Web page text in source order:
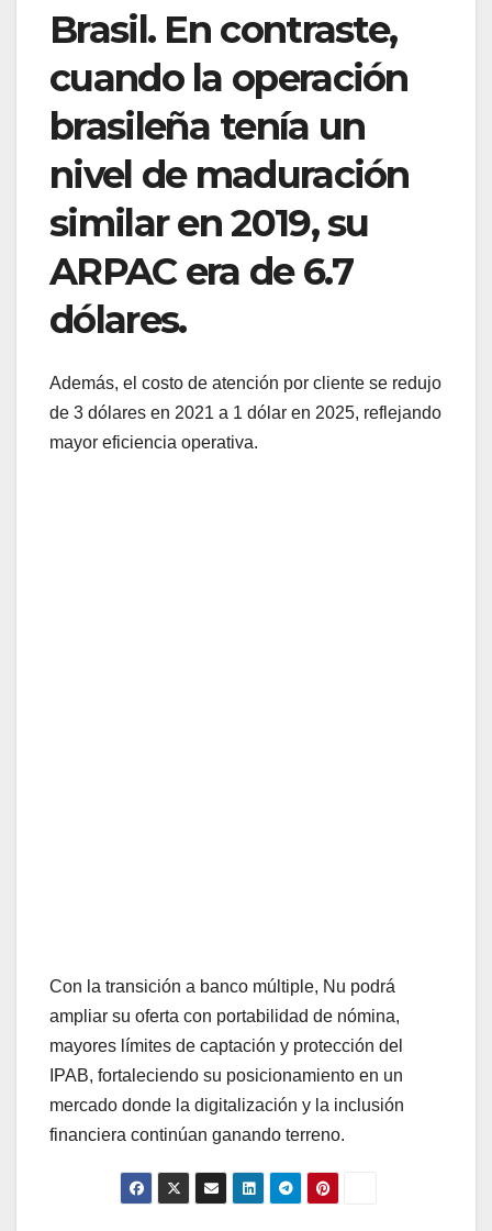
Brasil. En contraste,
cuando la operación
brasileña tenía un
nivel de maduración
similar en 2019, su
ARPAC era de 6.7
dólares.
Además, el costo de atención por cliente se redujo
de 3 dólares en 2021 a 1 dólar en 2025, reflejando
mayor eficiencia operativa.
Con la transición a banco múltiple, Nu podrá
ampliar su oferta con portabilidad de nómina,
mayores límites de captación y protección del
IPAB, fortaleciendo su posicionamiento en un
mercado donde la digitalización y la inclusión
financiera continúan ganando terreno.